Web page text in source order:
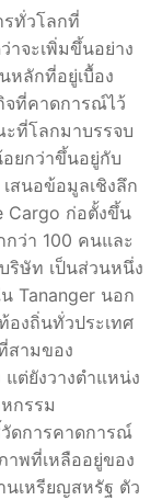
รทั่วโลกที่
จะเพิ่มขึ้นอย่าง
หลักที่อยู่เบื้อง
จที่คาดการณ์ไว้
ะที่โลกมาบรรจบ
ยกว่าขึ้นอยู่กับ
สนอข้อมูลเชิงลึก
Cargo ก่อตั้งขึ้น
ว่า 100 คนและ
ริษัท เป็นส่วนหนึ่ง
Tananger นอก
องถิ่นทั่วประเทศ
สามของ
ต่ยังวางตำแหน่ง
กรรม
ดการคาดการณ์
พที่เหลืออยู่ของ
นเหรียญสหรัฐ ตัว